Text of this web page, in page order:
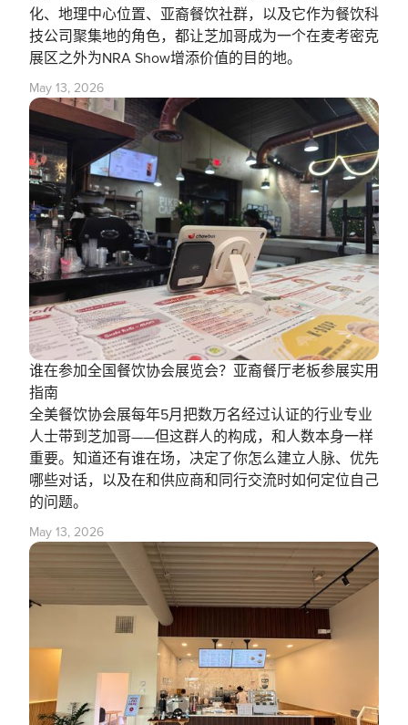
化、地理中心位置、亚裔餐饮社群，以及它作为餐饮科
技公司聚集地的角色，都让芝加哥成为一个在麦考密克
展区之外为NRA Show增添价值的目的地。
May 13, 2026
‍谁在参加全国餐饮协会展览会？亚裔餐厅老板参展实用
指南
全美餐饮协会展每年5月把数万名经过认证的行业专业
人士带到芝加哥——但这群人的构成，和人数本身一样
重要。知道还有谁在场，决定了你怎么建立人脉、优先
哪些对话，以及在和供应商和同行交流时如何定位自己
的问题。
May 13, 2026